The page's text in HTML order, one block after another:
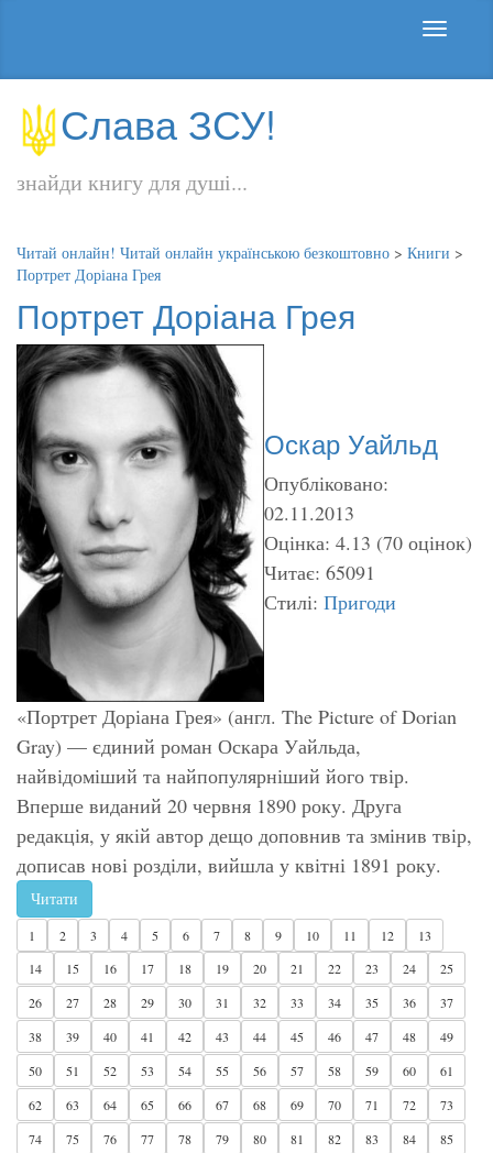
Слава ЗСУ!
знайди книгу для душі...
Читай онлайн! Читай онлайн українською безкоштовно > Книги >
Портрет Доріана Грея
Портрет Доріана Грея
Оскар Уайльд
Опубліковано:
02.11.2013
Оцінка: 4.13 (70 оцінок)
Читає: 65091
Стилі: Пригоди
«Портрет Доріана Грея» (англ. The Picture of Dorian
Gray) — єдиний роман Оскара Уайльда,
найвідоміший та найпопулярніший його твір.
Вперше виданий 20 червня 1890 року. Друга
редакція, у якій автор дещо доповнив та змінив твір,
дописав нові розділи, вийшла у квітні 1891 року.
Читати
1 2 3 4 5 6 7 8 9 10 11 12
13
14
15 16 17 18 19 20 21 22 23 24
25
26
27 28 29 30 31 32 33 34 35 36
37
38
39 40 41 42 43 44 45 46 47 48
49
50
51 52 53 54 55 56 57 58 59 60
61
62
63 64 65 66 67 68 69 70 71 72
73
74
75 76 77 78 79 80 81 82 83 84
85